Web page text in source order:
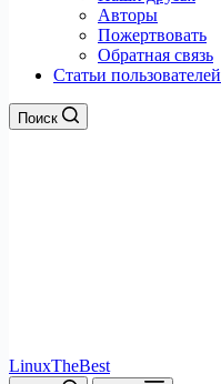
Авторы
Пожертвовать
Обратная связь
Статьи пользователей
Поиск
LinuxTheBest